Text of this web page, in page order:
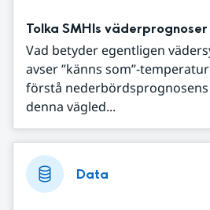
Tolka SMHIs väderprognoser
Vad betyder egentligen
avser ”känns som”-
förstå
denna vägled...
Data